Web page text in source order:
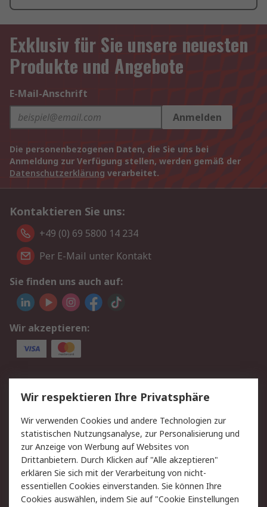
Exklusiv für Sie unsere neuesten
Produkte und Angebote
E-Mail-Anschrift
Anmelden
Die personenbezogenen Daten, die Sie uns bei
Anmeldung zur Verfügung stellen, werden gemäß der
Datenschutzerklärung verarbeitet.
Kontaktieren Sie uns:
+49 (0) 69 5800 14 234
Per E-Mail unter Kontakt
Sie finden uns auch auf:
Wir akzeptieren:
Service
Value Added Services
Lieferlösungen
Rücksendungen
Kontakt
Hilfe
Privatkunden
Rechtliches
AGB
Datenschutz
Wir respektieren Ihre Privatsphäre
Wir verwenden Cookies und andere Technologien zur
statistischen Nutzungsanalyse, zur Personalisierung und
zur Anzeige von Werbung auf Websites von
Drittanbietern. Durch Klicken auf "Alle akzeptieren"
erklären Sie sich mit der Verarbeitung von nicht-
essentiellen Cookies einverstanden. Sie können Ihre
Cookies auswählen, indem Sie auf "Cookie Einstellungen